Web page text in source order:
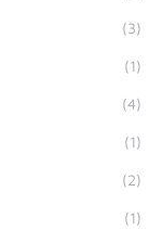
(3)
(1)
(4)
(1)
(2)
(1)